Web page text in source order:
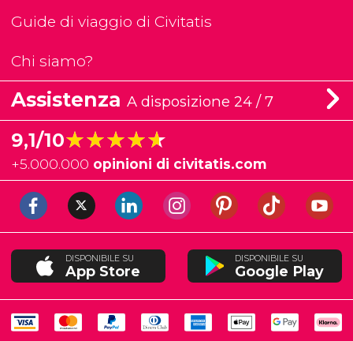
Guide di viaggio di Civitatis
Chi siamo?
Assistenza A disposizione 24 / 7
9,1/10★★★★★
★★★★★
+5.000.000 opinioni di civitatis.com
DISPONIBILE SU
App Store
DISPONIBILE SU
Google Play